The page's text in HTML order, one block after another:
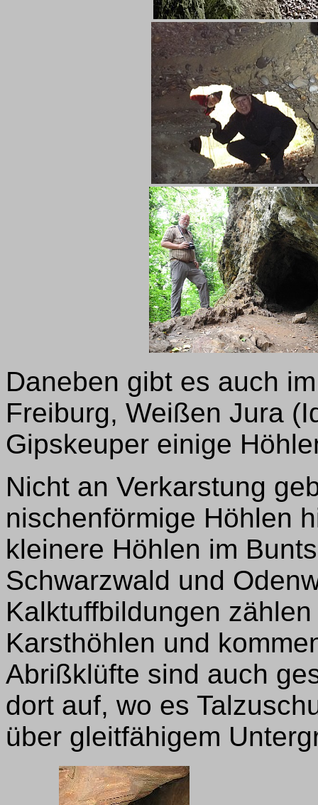
Daneben gibt es auch
Freiburg, Weißen Jura
Gipskeuper einige
Nicht an Verkarstung
nischenförmige Höhlen
kleinere Höhlen im
Schwarzwald und
Kalktuffbildungen
Karsthöhlen und
Abrißklüfte sind auch
dort auf, wo es
über gleitfähigem